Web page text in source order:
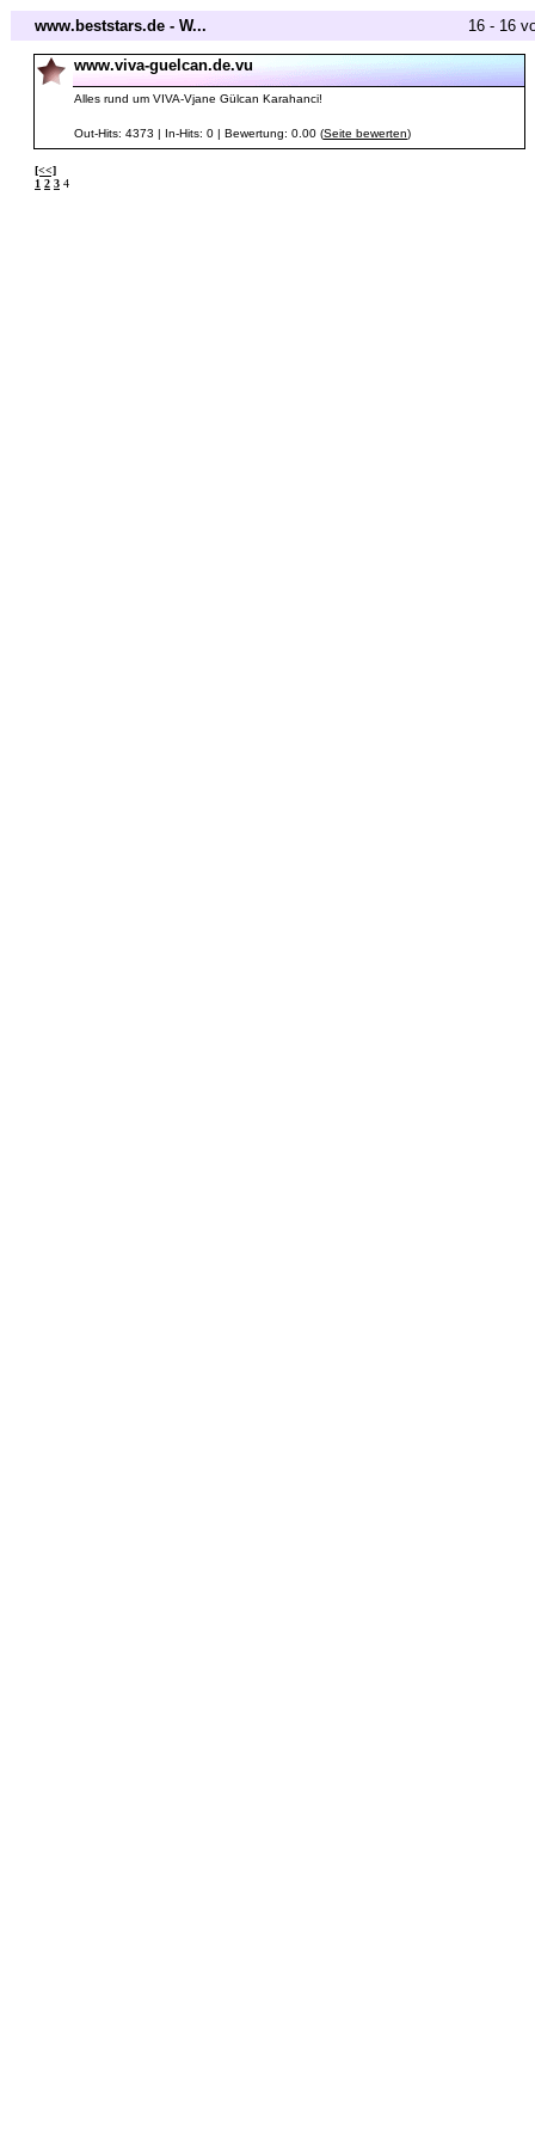
www.beststars.de - W... 16 - 16
www.viva-guelcan.de.vu
Alles rund um VIVA-Vjane Gülcan Karahanci!
Out-Hits: 4373 | In-Hits: 0 | Bewertung: 0.00 (Seite bewerten)
[<<]
1 2 3 4